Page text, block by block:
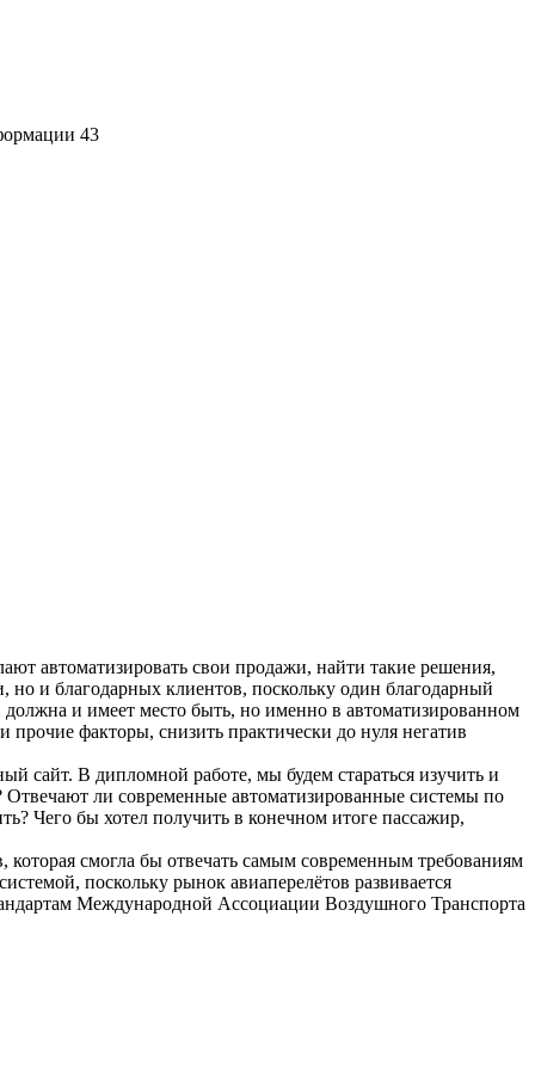
43
автоматизировать свои продажи, найти такие решения,
и благодарных клиентов, поскольку один благодарный
и имеет место быть, но именно в автоматизированном
факторы, снизить практически до нуля негатив
сайт. В дипломной работе, мы будем стараться изучить и
ли современные автоматизированные системы по
Чего бы хотел получить в конечном итоге пассажир,
смогла бы отвечать самым современным требованиям
поскольку рынок авиаперелётов развивается
Международной Ассоциации Воздушного Транспорта